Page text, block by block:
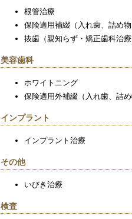
根管治療
保険適用補綴（入れ歯、詰め
抜歯（親知らず・矯正歯科治
美容歯科
ホワイトニング
保険適用外補綴（入れ歯、詰
インプラント
インプラント治療
その他
いびき治療
検査